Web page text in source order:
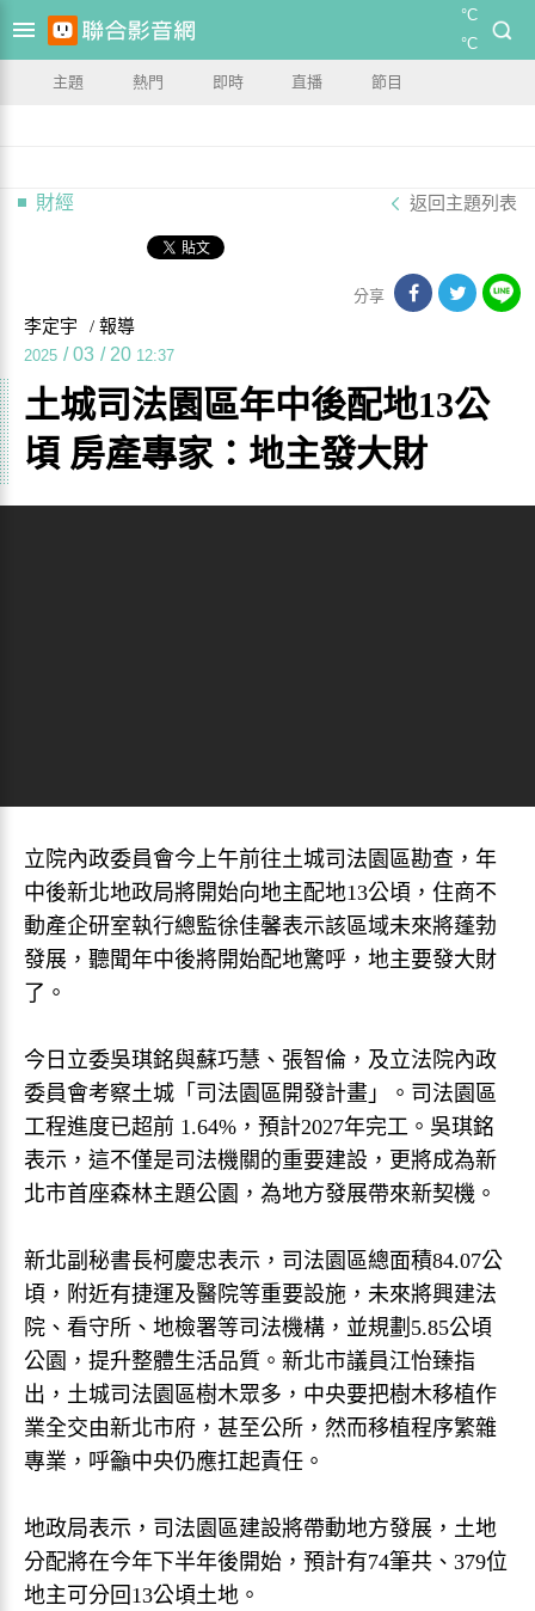
°C
°C
主題 熱門 即時 直播 節目
財經 返回主題列表
分享
李定宇 / 報導
2025 / 03 / 20 12:37
土城司法園區年中後配地13公
頃 房產專家：地主發大財
立院內政委員會今上午前往土城司法園區勘查，年
中後新北地政局將開始向地主配地13公頃，住商不
動產企研室執行總監徐佳馨表示該區域未來將蓬勃
發展，聽聞年中後將開始配地驚呼，地主要發大財
了。
今日立委吳琪銘與蘇巧慧、張智倫，及立法院內政
委員會考察土城「司法園區開發計畫」。司法園區
工程進度已超前 1.64%，預計2027年完工。吳琪銘
表示，這不僅是司法機關的重要建設，更將成為新
北市首座森林主題公園，為地方發展帶來新契機。
新北副秘書長柯慶忠表示，司法園區總面積84.07公
頃，附近有捷運及醫院等重要設施，未來將興建法
院、看守所、地檢署等司法機構，並規劃5.85公頃
公園，提升整體生活品質。新北市議員江怡臻指
出，土城司法園區樹木眾多，中央要把樹木移植作
業全交由新北市府，甚至公所，然而移植程序繁雜
專業，呼籲中央仍應扛起責任。
地政局表示，司法園區建設將帶動地方發展，土地
分配將在今年下半年後開始，預計有74筆共、379位
地主可分回13公頃土地。